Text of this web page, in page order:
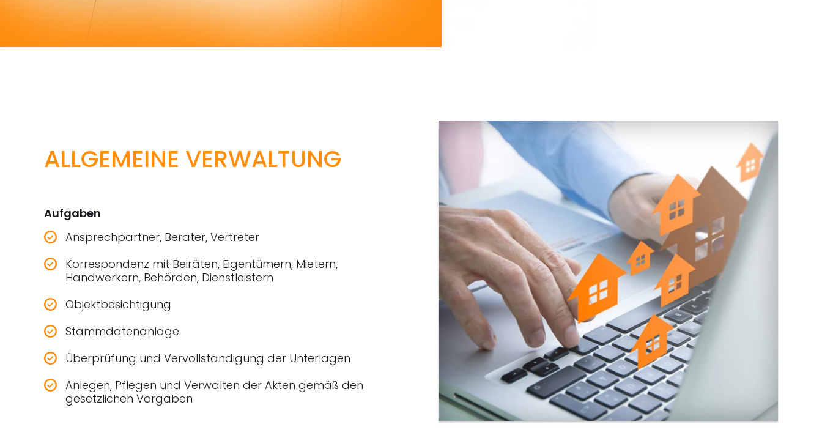
ALLGEMEINE VERWALTUNG
Aufgaben
Ansprechpartner, Berater, Vertreter
Korrespondenz mit Beiräten, Eigentümern, Mietern,
Handwerkern, Behörden, Dienstleistern
Objektbesichtigung
Stammdatenanlage
Überprüfung und Vervollständigung der Unterlagen
Anlegen, Pflegen und Verwalten der Akten gemäß den
gesetzlichen Vorgaben